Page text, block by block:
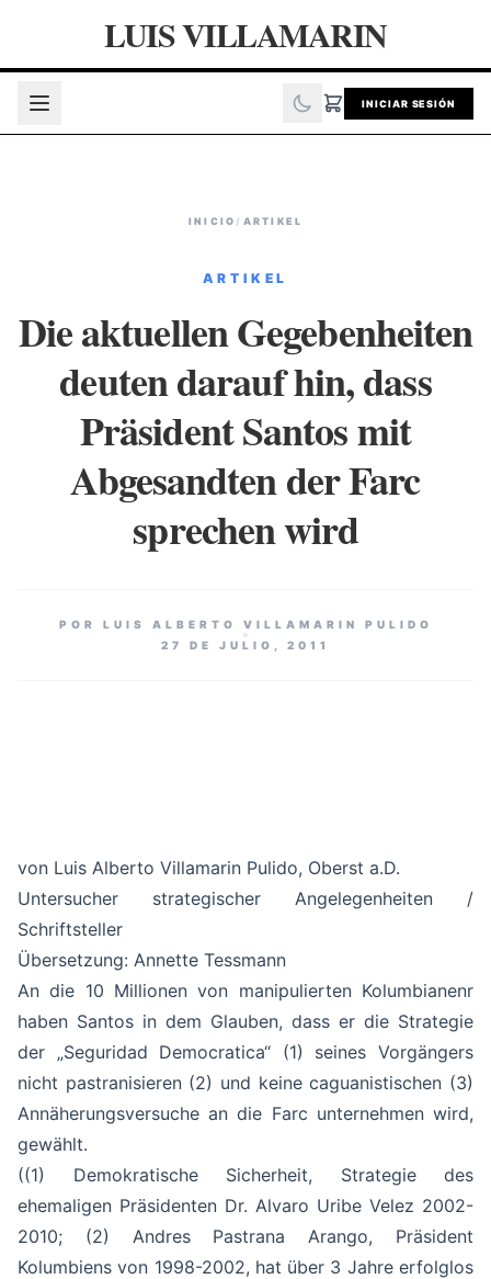
LUIS VILLAMARIN
INICIAR SESIÓN
INICIO / ARTIKEL
ARTIKEL
Die aktuellen Gegebenheiten
deuten darauf hin, dass
Präsident Santos mit
Abgesandten der Farc
sprechen wird
POR LUIS ALBERTO VILLAMARIN PULIDO
27 DE JULIO, 2011
von Luis Alberto Villamarin Pulido, Oberst a.D.
Untersucher strategischer Angelegenheiten /
Schriftsteller
Übersetzung: Annette Tessmann
An die 10 Millionen von manipulierten Kolumbianenr
haben Santos in dem Glauben, dass er die Strategie
der „Seguridad Democratica“ (1) seines Vorgängers
nicht pastranisieren (2) und keine caguanistischen (3)
Annäherungsversuche an die Farc unternehmen wird,
gewählt.
((1) Demokratische Sicherheit, Strategie des
ehemaligen Präsidenten Dr. Alvaro Uribe Velez 2002-
2010; (2) Andres Pastrana Arango, Präsident
Kolumbiens von 1998-2002, hat über 3 Jahre erfolglos